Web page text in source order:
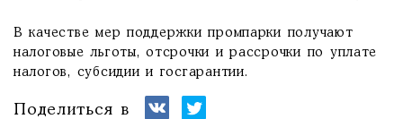
В качестве мер поддержки промпарки получают
налоговые льготы, отсрочки и рассрочки по уплате
налогов, субсидии и госгарантии.
Поделиться в